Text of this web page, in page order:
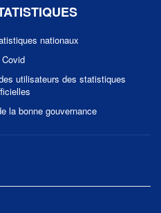
nationaux
Covid
utilisateurs des statistiques
la bonne gouvernance